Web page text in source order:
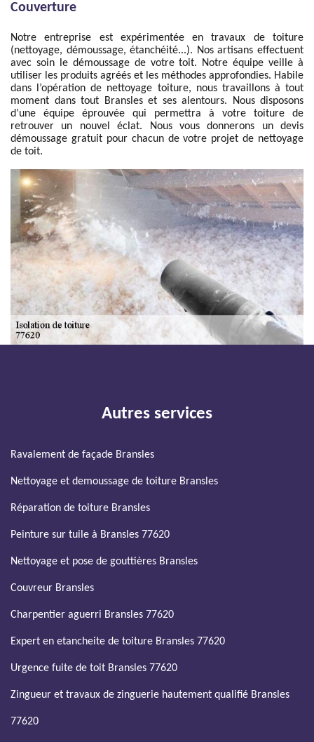
Couverture
Notre entreprise est expérimentée en travaux de toiture
(nettoyage, démoussage, étanchéité...). Nos artisans effectuent
avec soin le démoussage de votre toit. Notre équipe veille à
utiliser les produits agréés et les méthodes approfondies. Habile
dans l’opération de nettoyage toiture, nous travaillons à tout
moment dans tout Bransles et ses alentours. Nous disposons
d’une équipe éprouvée qui permettra à votre toiture de
retrouver un nouvel éclat. Nous vous donnerons un devis
démoussage gratuit pour chacun de votre projet de nettoyage
de toit.
Autres services
Ravalement de façade Bransles
Nettoyage et demoussage de toiture Bransles
Réparation de toiture Bransles
Peinture sur tuile à Bransles 77620
Nettoyage et pose de gouttières Bransles
Couvreur Bransles
Charpentier aguerri Bransles 77620
Expert en etancheite de toiture Bransles 77620
Urgence fuite de toit Bransles 77620
Zingueur et travaux de zinguerie hautement qualifié Bransles
77620